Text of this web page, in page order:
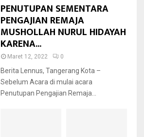
PENUTUPAN SEMENTARA
PENGAJIAN REMAJA
MUSHOLLAH NURUL HIDAYAH
KARENA...
Maret 12, 2022 0
Berita Lennus, Tangerang Kota –
Sebelum Acara di mulai acara
Penutupan Pengajian Remaja...